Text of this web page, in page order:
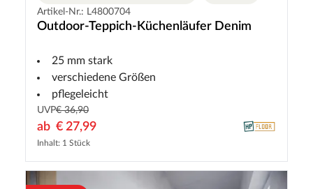
Artikel-Nr.: L4800704
Outdoor-Teppich-Küchenläufer Denim
25 mm stark
verschiedene Größen
pflegeleicht
UVP€ 36,90
ab € 27,99
Inhalt: 1 Stück